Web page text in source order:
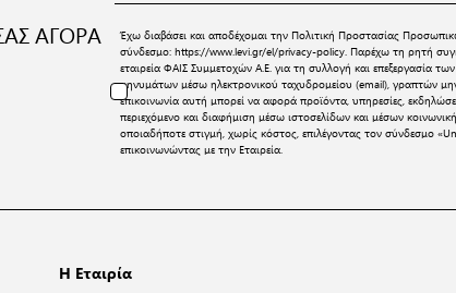
ΑΓΟΡΑ Έχω διαβάσει και αποδέχομαι την Πολιτική Προστασίας
σύνδεσμο:https://www.levi.gr/el/privacy-policy. Παρέχω τη ρητή
εταιρεία ΦΑΙΣ Συμμετοχών Α.Ε. για τη συλλογή και
μηνυμάτων μέσω ηλεκτρονικού ταχυδρομείου (email), γραπτών
επικοινωνία αυτή μπορεί να αφορά προϊόντα, υπηρεσίες,
περιεχόμενο και διαφήμιση μέσω ιστοσελίδων και μέσων
οποιαδήποτε στιγμή, χωρίς κόστος, επιλέγοντας τον σύνδεσμο
επικοινωνώντας με την Εταιρεία.
Η Εταιρία